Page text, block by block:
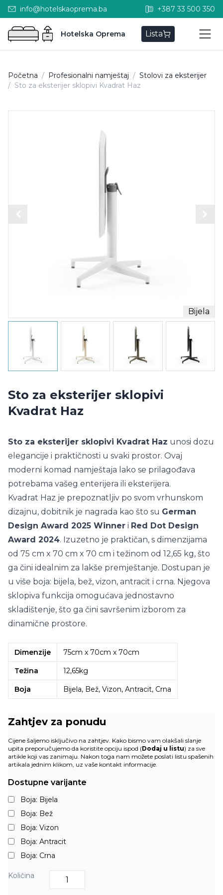
info@hotelskaoprema.ba +387 33 500 350
Hotelska Oprema Lista
Početna / Profesionalni namještaj / Stolovi za eksterijer
/ Sto za eksterijer sklopivi Kvadrat Haz
Bijela
Sto za eksterijer sklopivi
Kvadrat Haz
Sto za eksterijer sklopivi Kvadrat Haz unosi dozu
elegancije i praktičnosti u svaki prostor. Ovaj
moderni komad namještaja lako se prilagođava
potrebama vašeg enterijera ili eksterijera.
Kvadrat Haz je prepoznatljiv po svom vrhunskom
dizajnu, dobitnik je nagrada kao što su German
Design Award 2025 Winner i Red Dot Design
Award 2024. Izuzetno je praktičan, s dimenzijama
od 75 cm x 70 cm x 70 cm i težinom od 12,65 kg, što
ga čini idealnim za lakše premještanje. Dostupan je
u više boja: bijela, bež, vizon, antracit i crna. Njegova
sklopiva funkcija omogućava jednostavno
skladištenje, što ga čini savršenim izborom za
dinamične prostore.
Dimenzije 75cm x 70cm x 70cm
Težina 12,65kg
Boja Bijela, Bež, Vizon, Antracit, Crna
Zahtjev za ponudu
Cijene šaljemo isključivo na zahtjev. Kako bismo vam olakšali slanje
upita preporučujemo da koristite opciju ispod (Dodaj u listu) za sve
artikle koji vas zanimaju. Nakon toga nam možete poslati listu spašenih
artikala jednim klikom, uz vaše kontakt informacije.
Dostupne varijante
Boja: Bijela
Boja: Bež
Boja: Vizon
Boja: Antracit
Boja: Crna
Količina